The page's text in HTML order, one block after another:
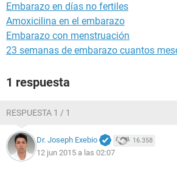
Esperaré a la fecha de mi regla para una
Embarazo en días no fertiles
Amoxicilina en el embarazo
Embarazo con menstruación
23 semanas de embarazo cuantos
1 respuesta
RESPUESTA 1 / 1
Dr. Joseph Exebio 16.358
12 jun 2015 a las 02:07